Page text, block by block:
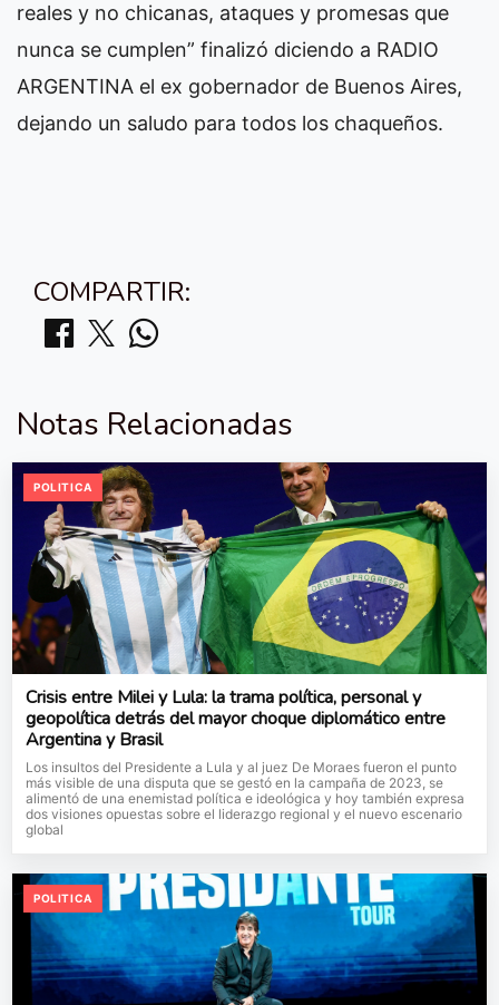
reales y no chicanas, ataques y promesas que
nunca se cumplen” finalizó diciendo a RADIO
ARGENTINA el ex gobernador de Buenos Aires,
dejando un saludo para todos los chaqueños.
COMPARTIR:
Notas Relacionadas
POLITICA
Crisis entre Milei y Lula: la trama política, personal y
geopolítica detrás del mayor choque diplomático entre
Argentina y Brasil
Los insultos del Presidente a Lula y al juez De Moraes fueron el punto
más visible de una disputa que se gestó en la campaña de 2023, se
alimentó de una enemistad política e ideológica y hoy también expresa
dos visiones opuestas sobre el liderazgo regional y el nuevo escenario
global
POLITICA